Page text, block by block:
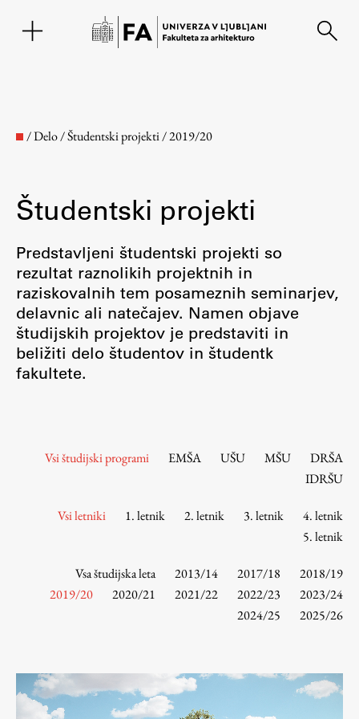
Fakulteta
O fakulteti
Osebje
Mednarodno sodelovanje
Konzorciji
Spletni arhiv DEPO
/Delo/Študentski projekti/2019/20
Študentski projekti
Predstavljeni študentski projekti so
rezultat raznolikih projektnih in
raziskovalnih tem posameznih seminarjev,
delavnic ali natečajev. Namen objave
študijskih projektov je predstaviti in
beližiti delo študentov in študentk
fakultete.
Vsi študijski programi EMŠA UŠU MŠU
DRŠA
IDRŠU
Vsi letniki 1. letnik 2. letnik 3. letnik
4. letnik
5. letnik
Vsa študijska leta 2013/14 2017/18
2018/19
2019/20
2020/21 2021/22 2022/23
2023/24
2024/25
2025/26